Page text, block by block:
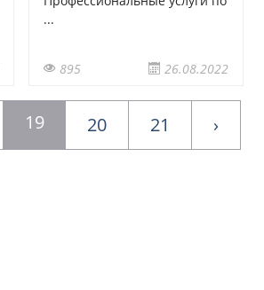
...
895 26.08.2022
19 20 21 ›